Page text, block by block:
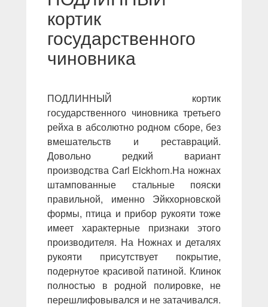
кортик
государственного
чиновника
ПОДЛИННЫЙ кортик
государственного чиновника третьего
рейха в абсолютно родном сборе, без
вмешательств и реставраций.
Довольно редкий вариант
производства Carl Eickhorn.На ножнах
штампованные стальные пояски
правильной, именно Эйкхорновской
формы, птица и прибор рукояти тоже
имеет характерные признаки этого
производителя. На Ножнах и деталях
рукояти присутствует покрытие,
подернутое красивой патиной. Клинок
полностью в родной полировке, не
перешлифовывался и не затачивался.